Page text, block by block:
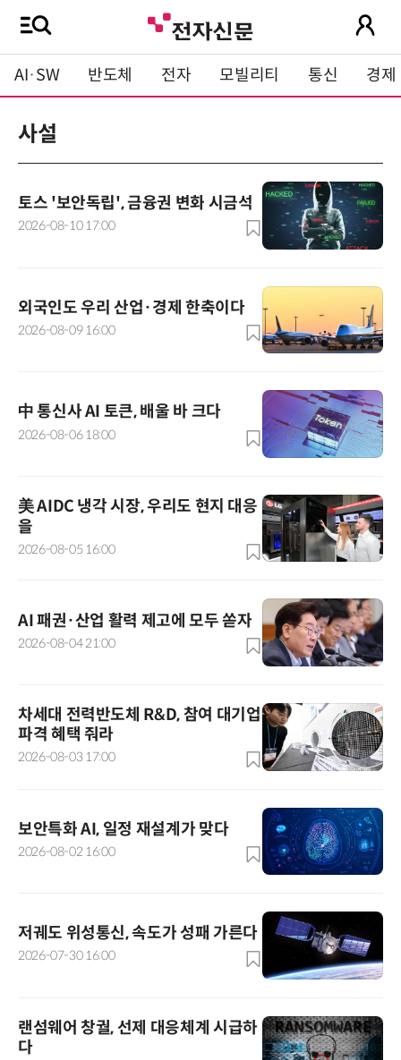
AI·SW 반도체 전자 모빌리티 통신 경제
사설
토스 '보안독립', 금융권 변화 시금석
2026-08-10 17:00
외국인도 우리 산업·경제 한축이다
2026-08-09 16:00
中 통신사 AI 토큰, 배울 바 크다
2026-08-06 18:00
美 AIDC 냉각 시장, 우리도 현지 대응
을
2026-08-05 16:00
AI 패권·산업 활력 제고에 모두 쏟자
2026-08-04 21:00
차세대 전력반도체 R&D, 참여 대기업
파격 혜택 줘라
2026-08-03 17:00
보안특화 AI, 일정 재설계가 맞다
2026-08-02 16:00
저궤도 위성통신, 속도가 성패 가른다
2026-07-30 16:00
랜섬웨어 창궐, 선제 대응체계 시급하
다